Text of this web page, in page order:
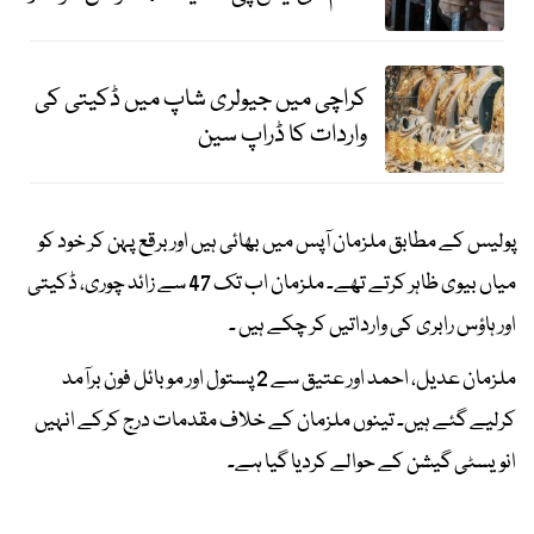
کراچی میں جیولری شاپ میں ڈکیتی کی
واردات کا ڈراپ سین
پولیس کے مطابق ملزمان آپس میں بھائی ہیں اور برقع پہن کر خود کو
میاں بیوی ظاہر کرتے تھے۔ ملزمان اب تک 47 سے زائد چوری، ڈکیتی
اور ہاؤس رابری کی وارداتیں کر چکے ہیں ۔
ملزمان عدیل، احمد اور عتیق سے 2 پستول اور موبائل فون برآمد
کرلیے گئے ہیں۔ تینوں ملزمان کے خلاف مقدمات درج کرکے انہیں
انویسٹی گیشن کے حوالے کردیا گیا ہے۔